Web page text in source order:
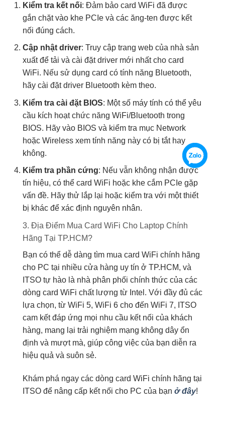
Kiểm tra kết nối: Đảm bảo card WiFi đã được
gắn chặt vào khe PCIe và các ăng-ten được kết
nối đúng cách.
Cập nhật driver: Truy cập trang web của nhà sản
xuất để tải và cài đặt driver mới nhất cho card
WiFi. Nếu sử dụng card có tính năng Bluetooth,
hãy cài đặt driver Bluetooth kèm theo.
Kiểm tra cài đặt BIOS: Một số máy tính có thể yêu
cầu kích hoạt chức năng WiFi/Bluetooth trong
BIOS. Hãy vào BIOS và kiểm tra mục Network
hoặc Wireless xem tính năng này có bị tắt hay
không.
Kiểm tra phần cứng: Nếu vẫn không nhận được
tín hiệu, có thể card WiFi hoặc khe cắm PCIe gặp
vấn đề. Hãy thử lắp lại hoặc kiểm tra với một thiết
bị khác để xác định nguyên nhân.
3. Địa Điểm Mua Card WiFi Cho Laptop Chính
Hãng Tại TP.HCM?
Bạn có thể dễ dàng tìm mua card WiFi chính hãng
cho PC tại nhiều cửa hàng uy tín ở TP.HCM, và
ITSO tự hào là nhà phân phối chính thức của các
dòng card WiFi chất lượng từ Intel. Với đầy đủ các
lựa chọn, từ WiFi 5, WiFi 6 cho đến WiFi 7, ITSO
cam kết đáp ứng mọi nhu cầu kết nối của khách
hàng, mang lại trải nghiệm mạng không dây ổn
định và mượt mà, giúp công việc của bạn diễn ra
hiệu quả và suôn sẻ.
Khám phá ngay các dòng card WiFi chính hãng tại
ITSO để nâng cấp kết nối cho PC của bạn ở đây!